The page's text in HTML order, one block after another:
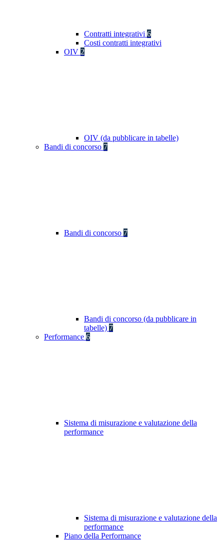
Contratti integrativi 6
Costi contratti integrativi
OIV 2
OIV (da pubblicare in tabelle)
Bandi di concorso 7
Bandi di concorso 7
Bandi di concorso (da pubblicare in
tabelle) 7
Performance 6
Sistema di misurazione e valutazione della
performance
Sistema di misurazione e valutazione della
performance
Piano della Performance